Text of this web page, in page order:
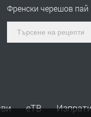
Френски черешов пай
еТВ